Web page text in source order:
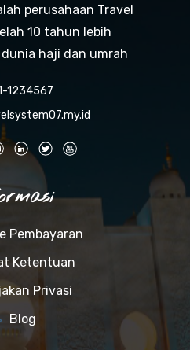
perusahaan Travel
10 tahun lebih
haji dan umrah
1234567
Pembayaran
Ketentuan
Privasi
Blog